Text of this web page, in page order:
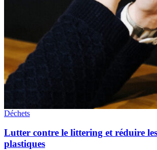
Déchets
Lutter contre le littering et réduire
plastiques